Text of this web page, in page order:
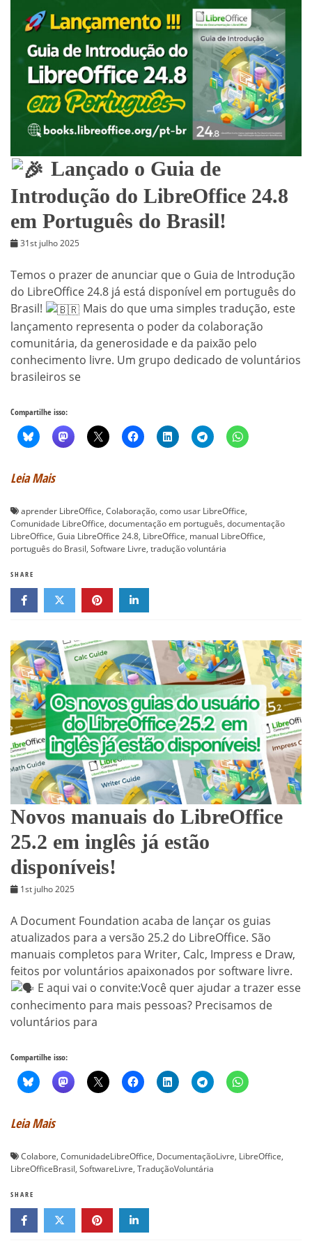
Lançado o Guia de
Introdução do LibreOffice 24.8
em Português do Brasil!
31st julho 2025
Temos o prazer de anunciar que o Guia de Introdução
do LibreOffice 24.8 já está disponível em português do
Brasil!
Mais do que uma simples tradução, este
lançamento representa o poder da colaboração
comunitária, da generosidade e da paixão pelo
conhecimento livre. Um grupo dedicado de voluntários
brasileiros se
Compartilhe isso:
Leia Mais
aprender LibreOffice, Colaboração, como usar LibreOffice,
Comunidade LibreOffice, documentação em português, documentação
LibreOffice, Guia LibreOffice 24.8, LibreOffice, manual LibreOffice,
português do Brasil, Software Livre, tradução voluntária
SHARE
Novos manuais do LibreOffice
25.2 em inglês já estão
disponíveis!
1st julho 2025
A Document Foundation acaba de lançar os guias
atualizados para a versão 25.2 do LibreOffice. São
manuais completos para Writer, Calc, Impress e Draw,
feitos por voluntários apaixonados por software livre.
E aqui vai o convite:Você quer ajudar a trazer esse
conhecimento para mais pessoas? Precisamos de
voluntários para
Compartilhe isso:
Leia Mais
Colabore, ComunidadeLibreOffice, DocumentaçãoLivre, LibreOffice,
LibreOfficeBrasil, SoftwareLivre, TraduçãoVoluntária
SHARE